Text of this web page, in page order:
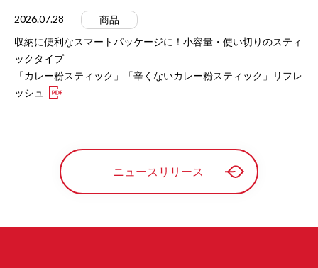
2026.07.28
商品
収納に便利なスマートパッケージに！小容量・使い切りのスティ
ックタイプ
「カレー粉スティック」「辛くないカレー粉スティック」リフレ
ッシュ
ニュースリリース